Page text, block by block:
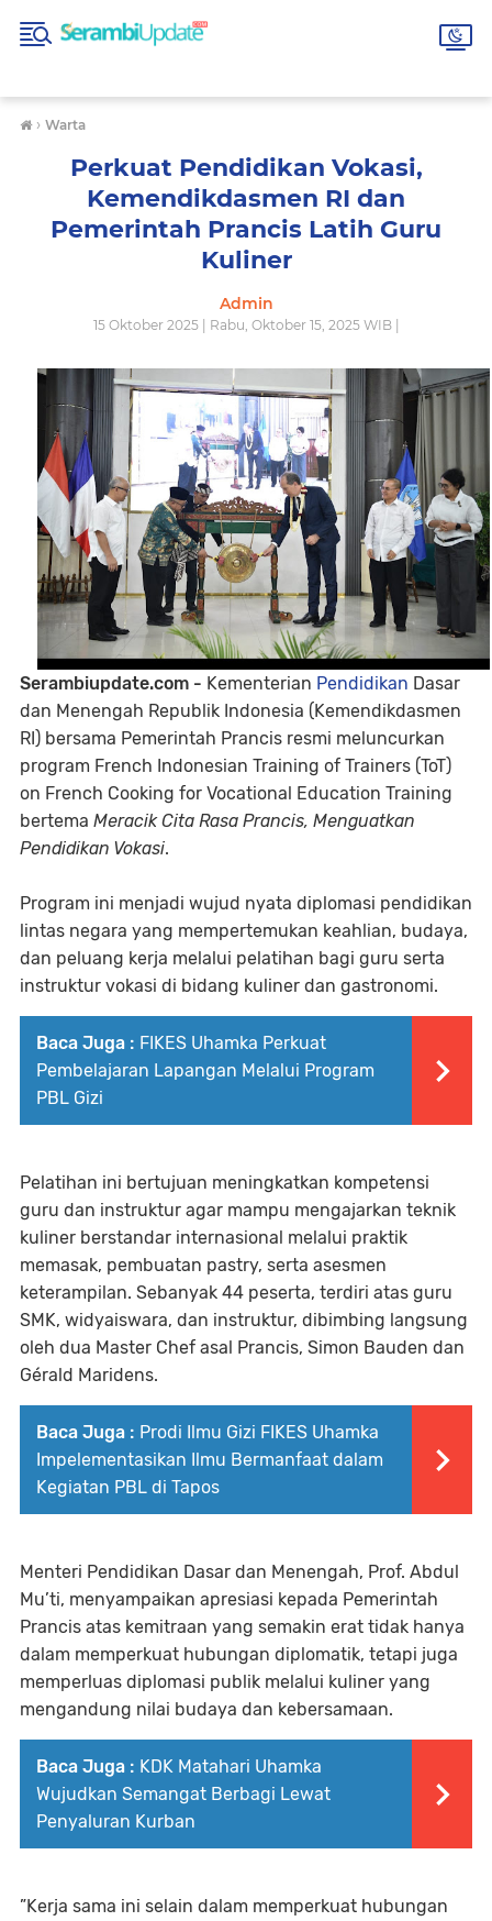
› Warta
Perkuat Pendidikan Vokasi,
Kemendikdasmen RI dan
Pemerintah Prancis Latih Guru
Kuliner
Admin
15 Oktober 2025 | Rabu, Oktober 15, 2025 WIB |
Serambiupdate.com - Kementerian Pendidikan Dasar
dan Menengah Republik Indonesia (Kemendikdasmen
RI) bersama Pemerintah Prancis resmi meluncurkan
program French Indonesian Training of Trainers (ToT)
on French Cooking for Vocational Education Training
bertema Meracik Cita Rasa Prancis, Menguatkan
Pendidikan Vokasi.
Program ini menjadi wujud nyata diplomasi pendidikan
lintas negara yang mempertemukan keahlian, budaya,
dan peluang kerja melalui pelatihan bagi guru serta
instruktur vokasi di bidang kuliner dan gastronomi.
Baca Juga : FIKES Uhamka Perkuat
Pembelajaran Lapangan Melalui Program
PBL Gizi
Pelatihan ini bertujuan meningkatkan kompetensi
guru dan instruktur agar mampu mengajarkan teknik
kuliner berstandar internasional melalui praktik
memasak, pembuatan pastry, serta asesmen
keterampilan. Sebanyak 44 peserta, terdiri atas guru
SMK, widyaiswara, dan instruktur, dibimbing langsung
oleh dua Master Chef asal Prancis, Simon Bauden dan
Gérald Maridens.
Baca Juga : Prodi Ilmu Gizi FIKES Uhamka
Impelementasikan Ilmu Bermanfaat dalam
Kegiatan PBL di Tapos
Menteri Pendidikan Dasar dan Menengah, Prof. Abdul
Mu’ti, menyampaikan apresiasi kepada Pemerintah
Prancis atas kemitraan yang semakin erat tidak hanya
dalam memperkuat hubungan diplomatik, tetapi juga
memperluas diplomasi publik melalui kuliner yang
mengandung nilai budaya dan kebersamaan.
Baca Juga : KDK Matahari Uhamka
Wujudkan Semangat Berbagi Lewat
Penyaluran Kurban
”Kerja sama ini selain dalam memperkuat hubungan